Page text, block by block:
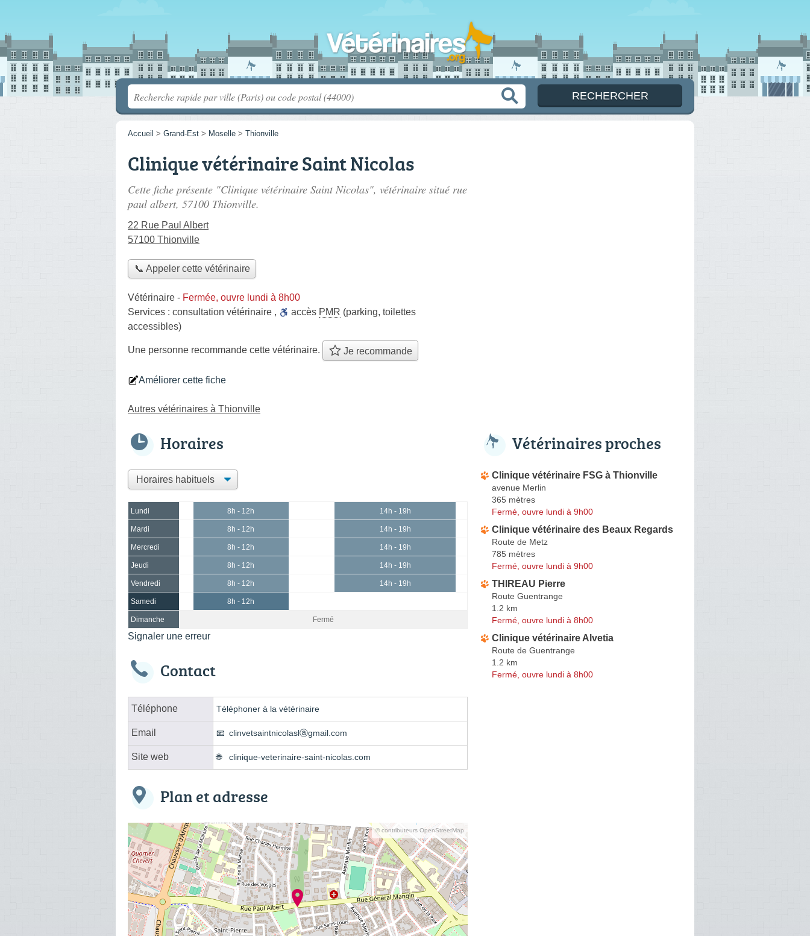
Accueil > Grand-Est > Moselle > Thionville
Clinique vétérinaire Saint Nicolas
Cette fiche présente "Clinique vétérinaire Saint Nicolas", vétérinaire situé rue
paul albert, 57100 Thionville.
22 Rue Paul Albert
57100 Thionville
📞 Appeler cette vétérinaire
Vétérinaire - Fermée, ouvre lundi à 8h00
Services : consultation vétérinaire , accès PMR (parking, toilettes
accessibles)
Une personne recommande cette vétérinaire. Je recommande
Améliorer cette fiche
Autres vétérinaires à Thionville
Horaires
Lundi 8h - 12h 14h - 19h
Mardi 8h - 12h 14h - 19h
Mercredi 8h - 12h 14h - 19h
Jeudi 8h - 12h 14h - 19h
Vendredi 8h - 12h 14h - 19h
Samedi 8h - 12h
Dimanche Fermé
Signaler une erreur
Contact
Téléphone Téléphoner à la vétérinaire
Email clinvetsaintnicolaslⓐgmail.com
Site web clinique-veterinaire-saint-nicolas.com
Plan et adresse
© contributeurs OpenStreetMap
Vétérinaires proches
Clinique vétérinaire FSG à Thionville
avenue Merlin
365 mètres
Fermé, ouvre lundi à 9h00
Clinique vétérinaire des Beaux Regards
Route de Metz
785 mètres
Fermé, ouvre lundi à 9h00
THIREAU Pierre
Route Guentrange
1.2 km
Fermé, ouvre lundi à 8h00
Clinique vétérinaire Alvetia
Route de Guentrange
1.2 km
Fermé, ouvre lundi à 8h00